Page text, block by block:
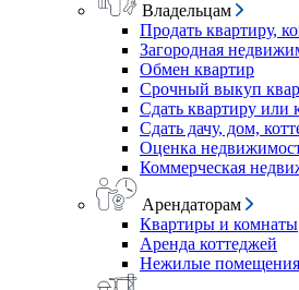
Владельцам
Продать квартиру,
Загородная
Обмен квартир
Срочный выкуп
Сдать квартиру или
Сдать дачу, дом,
Оценка
Коммерческая
Арендаторам
Квартиры и комнаты
Аренда коттеджей
Нежилые помещения